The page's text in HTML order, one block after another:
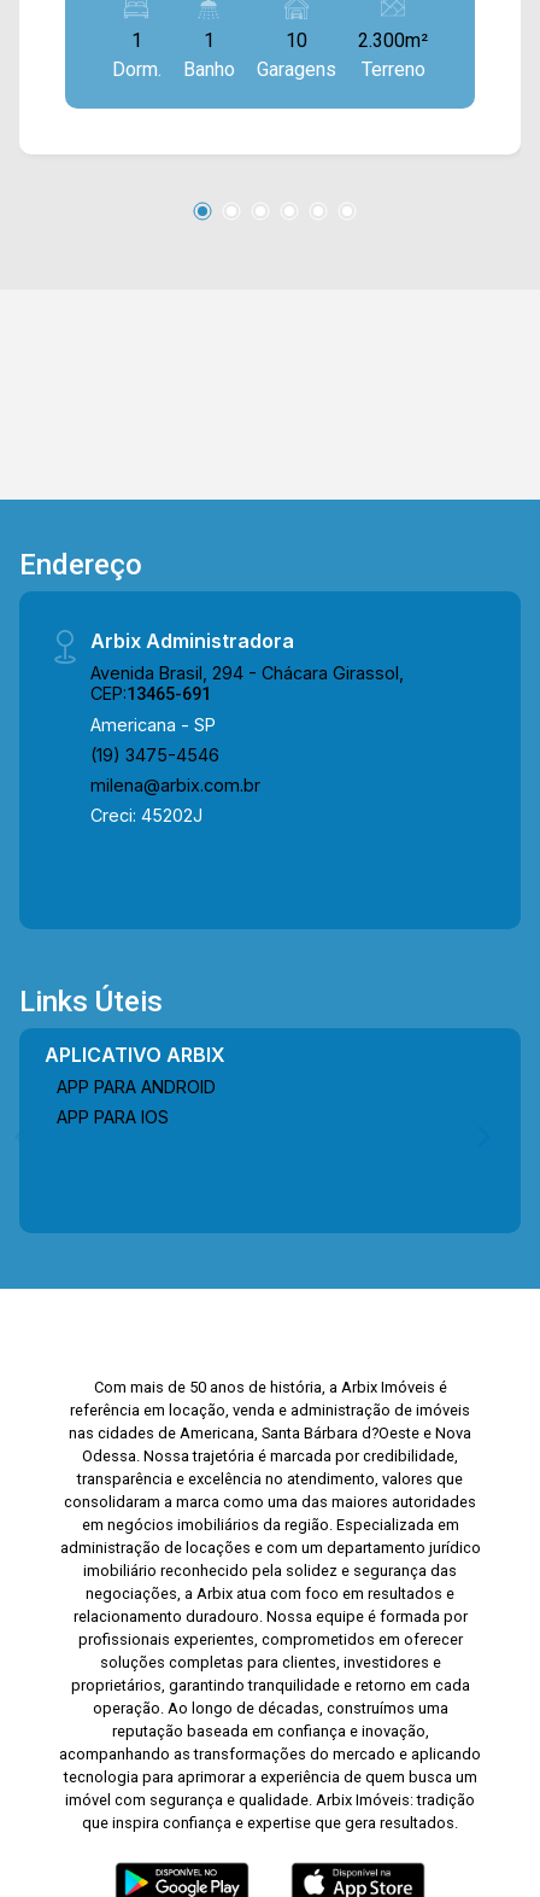
churrasqueira, piscina, além de uma edícula com
cozinha com armários. Possui um poço
artesiano. *Não contém quarto. > 01 banheiro
social; > 10 vagas de garagem. *Aceita permuta.
Siqueira, Rod. Anhanguera e Rod. Luiz de
região conta com restaurante Mombuca, pizzaria
1
Dorm.
1
Banho
10
Garagens
2.300m²
Terreno
Endereço
Arbix Administradora
Avenida Brasil, 294 - Chácara Girassol,
CEP:13465-691
Americana - SP
(19) 3475-4546
milena@arbix.com.br
Creci: 45202J
Links Úteis
APLICATIVO ARBIX
APP PARA ANDROID
APP PARA IOS
Com mais de 50 anos de história, a Arbix Imóveis é
referência em locação, venda e administração de imóveis
nas cidades de Americana, Santa Bárbara d?Oeste e Nova
Odessa. Nossa trajetória é marcada por credibilidade,
transparência e excelência no atendimento, valores que
consolidaram a marca como uma das maiores autoridades
em negócios imobiliários da região. Especializada em
administração de locações e com um departamento jurídico
imobiliário reconhecido pela solidez e segurança das
negociações, a Arbix atua com foco em resultados e
relacionamento duradouro. Nossa equipe é formada por
profissionais experientes, comprometidos em oferecer
soluções completas para clientes, investidores e
proprietários, garantindo tranquilidade e retorno em cada
operação. Ao longo de décadas, construímos uma
reputação baseada em confiança e inovação,
acompanhando as transformações do mercado e aplicando
tecnologia para aprimorar a experiência de quem busca um
imóvel com segurança e qualidade. Arbix Imóveis: tradição
que inspira confiança e expertise que gera resultados.